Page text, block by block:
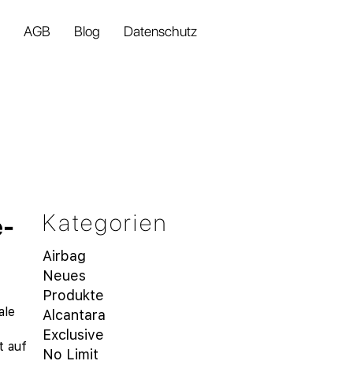
AGB Blog Datenschutz
auf
Kategorien
Airbag
Neues
Produkte
Alcantara
Exclusive
No Limit